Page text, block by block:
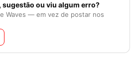
sugestão ou viu algum erro?
Waves — em vez de postar nos